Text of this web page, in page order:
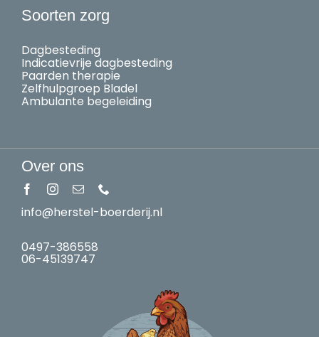
Soorten zorg
Dagbesteding
Indicatievrije dagbesteding
Paarden therapie
Zelfhulpgroep Bladel
Ambulante begeleiding
Over ons
info@herstel-boerderij.nl
0497-386558
06-45139747